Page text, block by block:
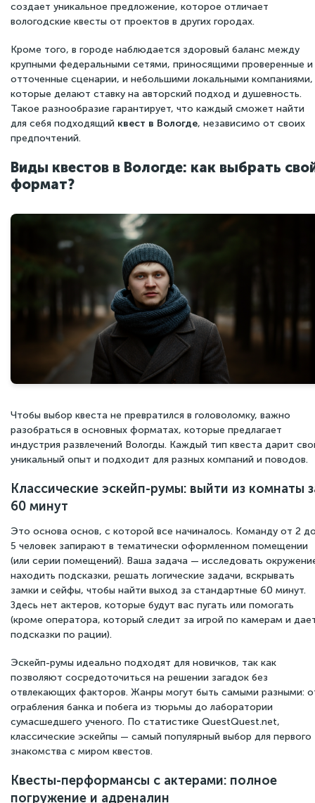
создает уникальное предложение, которое отличает
вологодские квесты от проектов в других городах.
Кроме того, в городе наблюдается здоровый баланс между
крупными федеральными сетями, приносящими проверенные и
отточенные сценарии, и небольшими локальными компаниями,
которые делают ставку на авторский подход и душевность.
Такое разнообразие гарантирует, что каждый сможет найти
для себя подходящий квест в Вологде, независимо от своих
предпочтений.
Виды квестов в Вологде: как выбрать
формат?
Чтобы выбор квеста не превратился в головоломку, важно
разобраться в основных форматах, которые предлагает
индустрия развлечений Вологды. Каждый тип квеста дарит
уникальный опыт и подходит для разных компаний и поводов.
Классические эскейп-румы: выйти из комнаты
60 минут
Это основа основ, с которой все начиналось. Команду от 2
5 человек запирают в тематически оформленном помещении
(или серии помещений). Ваша задача — исследовать
находить подсказки, решать логические задачи, вскрывать
замки и сейфы, чтобы найти выход за стандартные 60 минут.
Здесь нет актеров, которые будут вас пугать или помогать
(кроме оператора, который следит за игрой по камерам и
подсказки по рации).
Эскейп-румы идеально подходят для новичков, так как
позволяют сосредоточиться на решении загадок без
отвлекающих факторов. Жанры могут быть самыми разными:
ограбления банка и побега из тюрьмы до лаборатории
сумасшедшего ученого. По статистике QuestQuest.net,
классические эскейпы — самый популярный выбор для первого
знакомства с миром квестов.
Квесты-перформансы с актерами: полное
погружение и адреналин